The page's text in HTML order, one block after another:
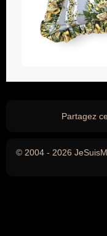
Partagez
© 2004 - 2026